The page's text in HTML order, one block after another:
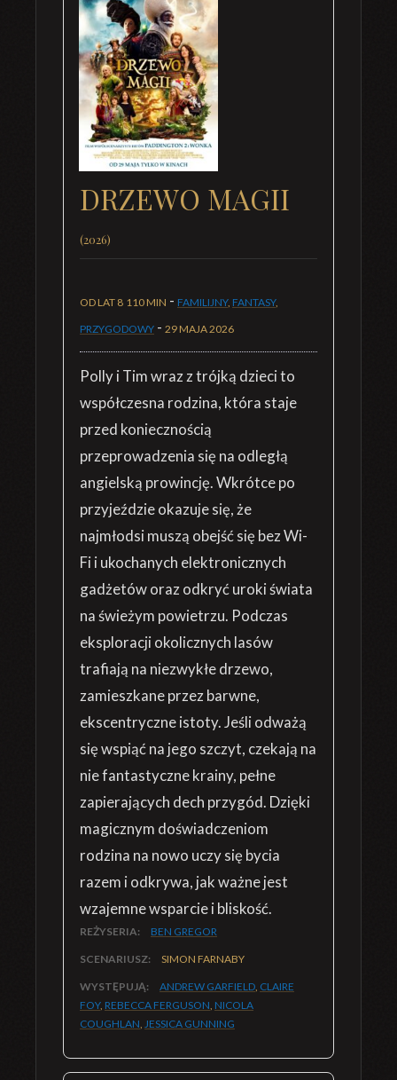
DRZEWO MAGII
(2026)
OD LAT 8 110 MIN - FAMILIJNY, FANTASY,
PRZYGODOWY - 29 MAJA 2026
Polly i Tim wraz z trójką dzieci to
współczesna rodzina, która staje
przed koniecznością
przeprowadzenia się na odległą
angielską prowincję. Wkrótce po
przyjeździe okazuje się, że
najmłodsi muszą obejść się bez Wi-
Fi i ukochanych elektronicznych
gadżetów oraz odkryć uroki świata
na świeżym powietrzu. Podczas
eksploracji okolicznych lasów
trafiają na niezwykłe drzewo,
zamieszkane przez barwne,
ekscentryczne istoty. Jeśli odważą
się wspiąć na jego szczyt, czekają na
nie fantastyczne krainy, pełne
zapierających dech przygód. Dzięki
magicznym doświadczeniom
rodzina na nowo uczy się bycia
razem i odkrywa, jak ważne jest
wzajemne wsparcie i bliskość.
REŻYSERIA: BEN GREGOR
SCENARIUSZ: SIMON FARNABY
WYSTĘPUJĄ: ANDREW GARFIELD, CLAIRE
FOY, REBECCA FERGUSON, NICOLA
COUGHLAN, JESSICA GUNNING